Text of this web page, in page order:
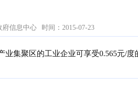
府信息中心 时间：2015-07-23
业集聚区的工业企业可享受0.565元/度